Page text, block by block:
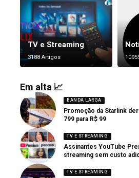
TV e Streaming
3188 Artigos
Em alta 📈
BANDA LARGA
Promoção da Starlink
799 para R$ 99
TV E STREAMING
Assinantes YouTube
streaming sem custo
TV E STREAMING